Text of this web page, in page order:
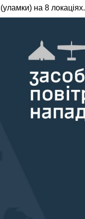
на 8 локаціях.